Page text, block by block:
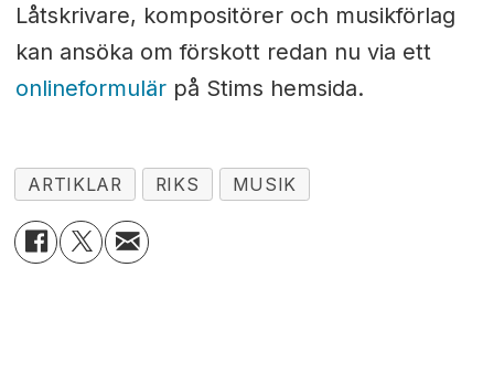
Låtskrivare, kompositörer och musikförlag
kan ansöka om förskott redan nu via ett
onlineformulärpå Stims hemsida.
ARTIKLAR RIKS MUSIK